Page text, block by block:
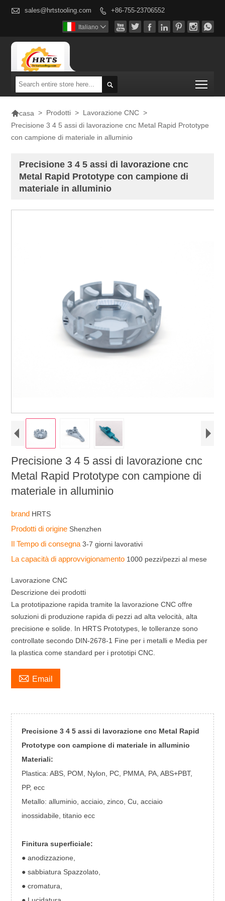
 sales@hrtstooling.com  +86-755-23706552
      
Italiano 

casa > Prodotti > Lavorazione CNC >
Precisione 3 4 5 assi di lavorazione cnc Metal Rapid Prototype
con campione di materiale in alluminio
Precisione 3 4 5 assi di lavorazione cnc
Metal Rapid Prototype con campione di
materiale in alluminio
Precisione 3 4 5 assi di lavorazione cnc
Metal Rapid Prototype con campione di
materiale in alluminio
brand HRTS
Prodotti di origine Shenzhen
Il Tempo di consegna3-7 giorni lavorativi
La capacità di approvvigionamento 1000 pezzi/pezzi al mese
Lavorazione CNC
Descrizione dei prodotti
La prototipazione rapida tramite la lavorazione CNC offre
soluzioni di produzione rapida di pezzi ad alta velocità, alta
precisione e solide. In HRTS Prototypes, le tolleranze sono
controllate secondo DIN-2678-1 Fine per i metalli e Media per
la plastica come standard per i prototipi CNC.
 Email
Precisione 3 4 5 assi di lavorazione cnc Metal Rapid
Prototype con campione di materiale in alluminio
Materiali:
Plastica: ABS, POM, Nylon, PC, PMMA, PA, ABS+PBT,
PP, ecc
Metallo: alluminio, acciaio, zinco, Cu, acciaio
inossidabile, titanio ecc
Finitura superficiale:
● anodizzazione,
● sabbiatura Spazzolato,
● cromatura,